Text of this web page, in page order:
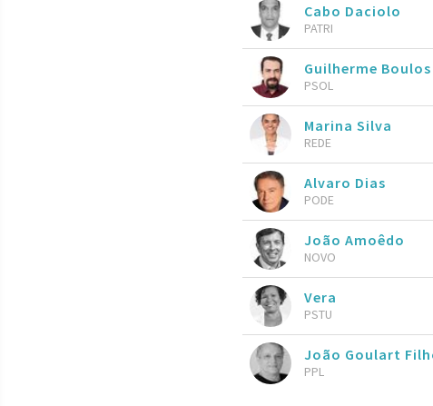
Cabo Daciolo
PATRI
Guilherme Boulos
PSOL
Marina Silva
REDE
Alvaro Dias
PODE
João Amoêdo
NOVO
Vera
PSTU
João Goulart
PPL